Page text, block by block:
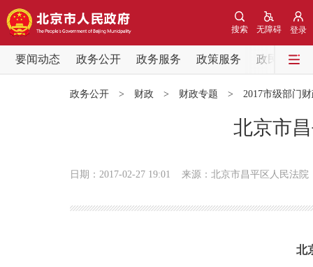
登录
无障碍
搜索
要闻动态 政务公开 政务服务 政策服务
政民互动
政务公开 > 财政 > 财政专题 > 2017市级部门
北京市
日期：2017-02-27 19:01 来源：北京市昌平区人民法院
北